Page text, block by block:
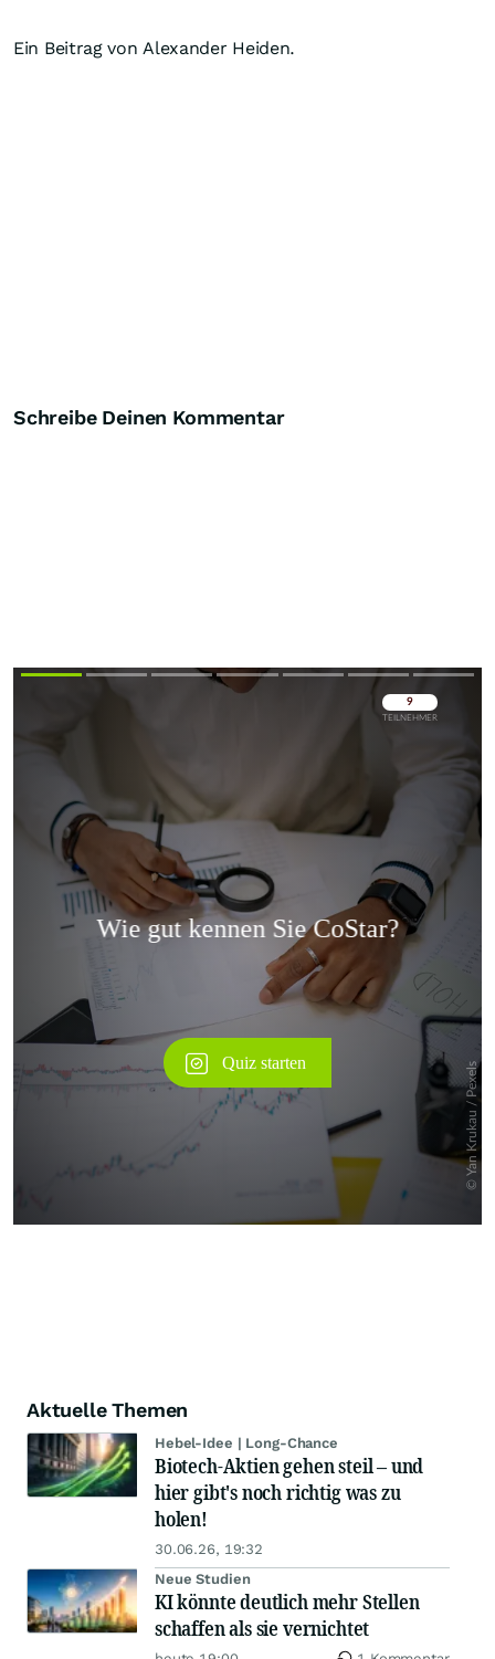
Ein Beitrag von Alexander Heiden.
Schreibe Deinen Kommentar
Überspringen
Aktuelle Themen
Hebel-Idee | Long-Chance
Biotech-Aktien gehen steil – und
hier gibt's noch richtig was zu
holen!
30.06.26, 19:32
Neue Studien
KI könnte deutlich mehr Stellen
schaffen als sie vernichtet